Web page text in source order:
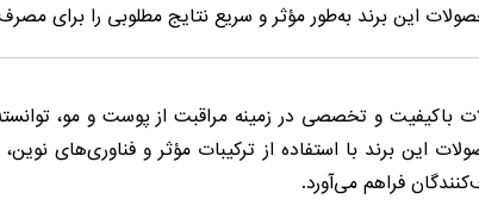
این برند به‌طور مؤثر و سریع نتایج مطلوبی را برای
باکیفیت و تخصصی در زمینه مراقبت از پوست و مو،
این برند با استفاده از ترکیبات مؤثر و فناوری‌های
فراهم می‌آورد.